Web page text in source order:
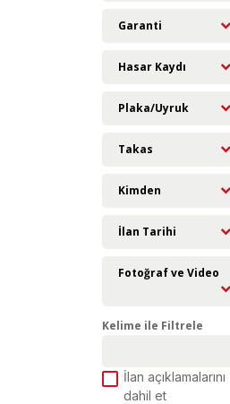
Garanti
Hasar Kaydı
Plaka/Uyruk
Takas
Kimden
İlan Tarihi
Fotoğraf ve Video
Kelime ile Filtrele
İlan açıklamalarını
dahil et